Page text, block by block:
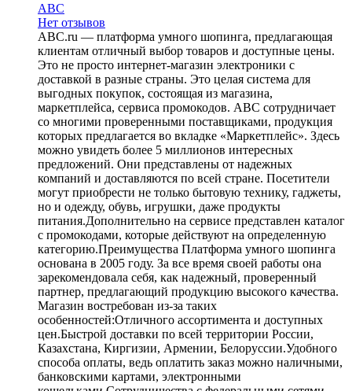
ABC
Нет отзывов
ABC.ru — платформа умного шопинга, предлагающая
клиентам отличный выбор товаров и доступные цены.
Это не просто интернет-магазин электроники с
доставкой в разные страны. Это целая система для
выгодных покупок, состоящая из магазина,
маркетплейса, сервиса промокодов. ABC сотрудничает
со многими проверенными поставщиками, продукция
которых предлагается во вкладке «Маркетплейс». Здесь
можно увидеть более 5 миллионов интересных
предложений. Они представлены от надежных
компаний и доставляются по всей стране. Посетители
могут приобрести не только бытовую технику, гаджеты,
но и одежду, обувь, игрушки, даже продукты
питания.Дополнительно на сервисе представлен каталог
с промокодами, которые действуют на определенную
категорию.Преимущества Платформа умного шопинга
основана в 2005 году. За все время своей работы она
зарекомендовала себя, как надежный, проверенный
партнер, предлагающий продукцию высокого качества.
Магазин востребован из-за таких
особенностей:Отличного ассортимента и доступных
цен.Быстрой доставки по всей территории России,
Казахстана, Киргизии, Армении, Белоруссии.Удобного
способа оплаты, ведь оплатить заказ можно наличными,
банковскими картами, электронными